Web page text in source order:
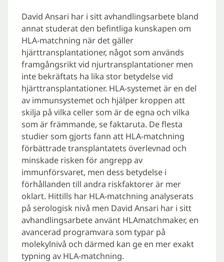
David Ansari har i sitt avhandlingsarbete bland
annat studerat den befintliga kunskapen om
HLA-matchning när det gäller
hjärttransplantationer, något som används
framgångsrikt vid njurtransplantationer men
inte bekräftats ha lika stor betydelse vid
hjärttransplantationer. HLA-systemet är en del
av immunsystemet och hjälper kroppen att
skilja på vilka celler som är de egna och vilka
som är främmande, se faktaruta. De flesta
studier som gjorts fann att HLA-matchning
förbättrade transplantatets överlevnad och
minskade risken för angrepp av
immunförsvaret, men dess betydelse i
förhållanden till andra riskfaktorer är mer
oklart. Hittills har HLA-matchning analyserats
på serologisk nivå men David Ansari har i sitt
avhandlingsarbete använt HLAmatchmaker, en
avancerad programvara som typar på
molekylnivå och därmed kan ge en mer exakt
typning av HLA-matchning.